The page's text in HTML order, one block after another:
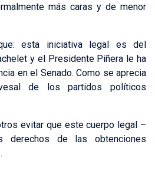
más caras y de menor
esta iniciativa legal es del
y el Presidente Piñera le ha
en el Senado. Como se aprecia
de los partidos políticos
evitar que este cuerpo legal –
de las obtenciones